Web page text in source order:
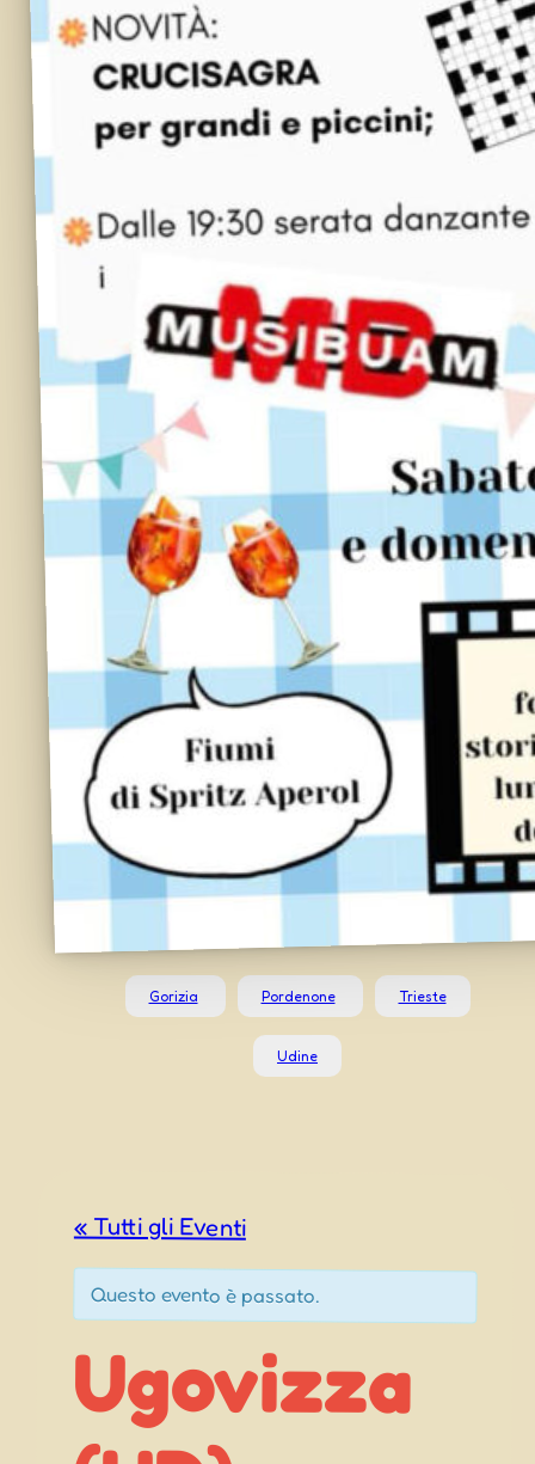
Gorizia Pordenone Trieste
Udine
« Tutti gli Eventi
Questo evento è passato.
Ugovizza
Sagra di